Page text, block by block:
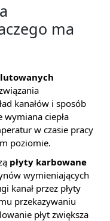
ma
lutowanych
kanałów i sposób
wymiana ciepła
w czasie pracy
poziomie.
płyty karbowane
wymieniających
kanał przez płyty
przekazywaniu
płyt zwiększa